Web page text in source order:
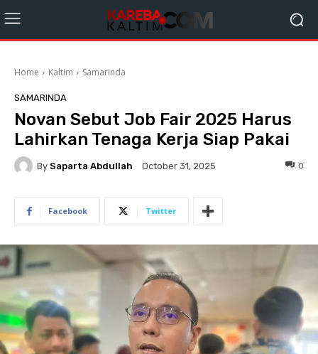
Home Kaltim Samarinda
SAMARINDA
Novan Sebut Job Fair 2025 Harus
Lahirkan Tenaga Kerja Siap Pakai
By Saparta Abdullah October 31, 2025 0
Facebook Twitter